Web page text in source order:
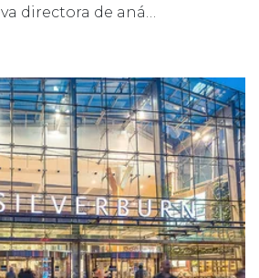
directora de aná…